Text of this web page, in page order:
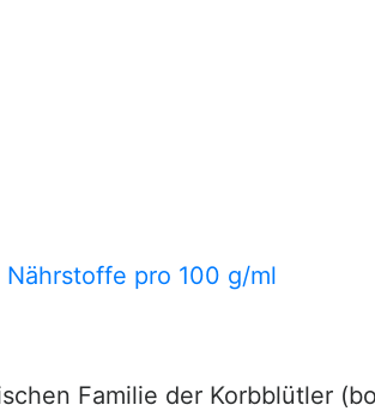
pro 100 g/ml
Familie der Korbblütler